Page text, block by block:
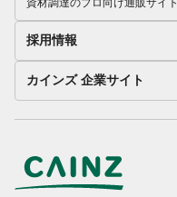
資材調達のプロ向け通販サイト
採用情報
カインズ 企業サイト